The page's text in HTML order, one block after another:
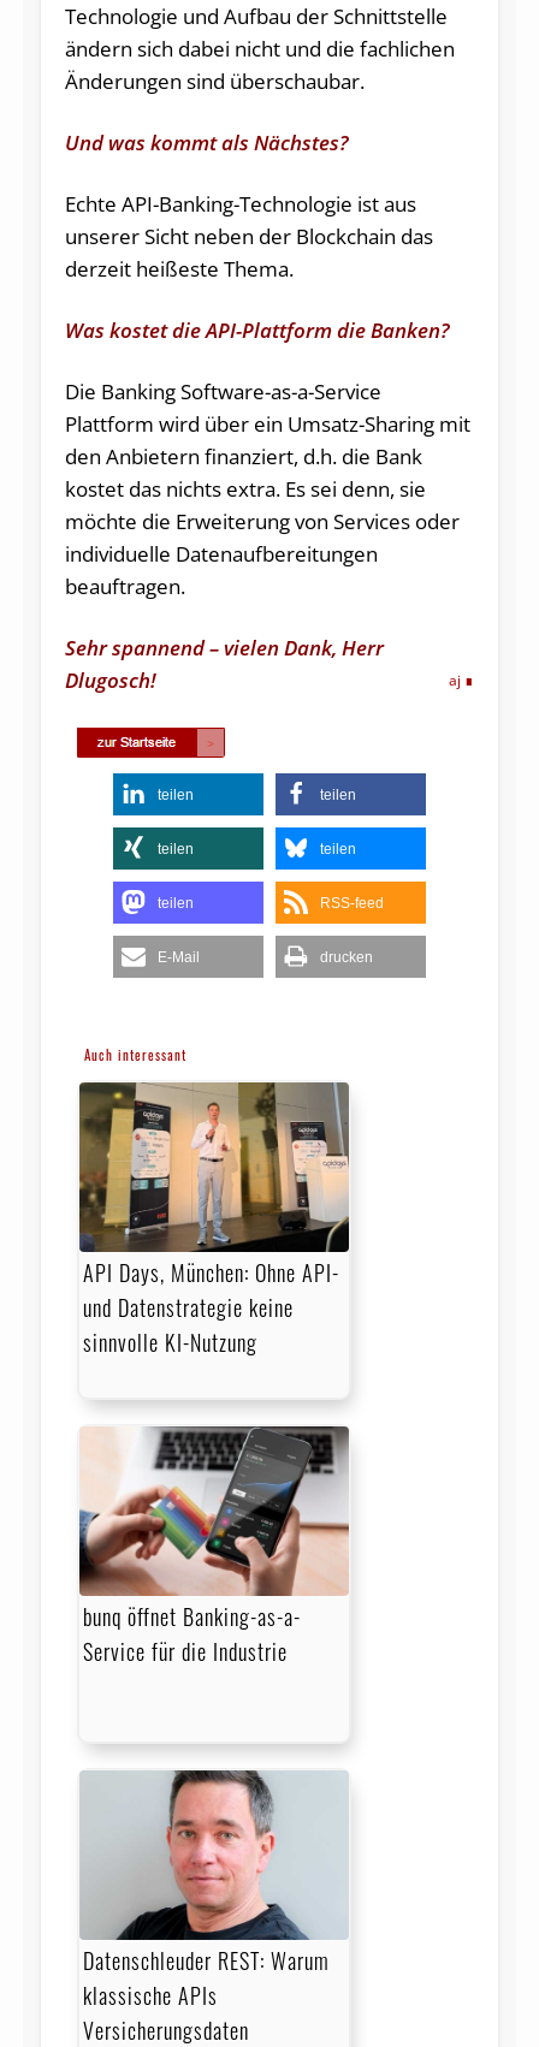
Technologie und Aufbau der Schnittstelle
ändern sich dabei nicht und die fachlichen
Änderungen sind überschaubar.
Und was kommt als Nächstes?
Echte API-Banking-Technologie ist aus
unserer Sicht neben der Blockchain das
derzeit heißeste Thema.
Was kostet die API-Plattform die Banken?
Die Banking Software-as-a-Service
Plattform wird über ein Umsatz-Sharing mit
den Anbietern finanziert, d.h. die Bank
kostet das nichts extra. Es sei denn, sie
möchte die Erweiterung von Services oder
individuelle Datenaufbereitungen
beauftragen.
Sehr spannend – vielen Dank, Herr
Dlugosch!
aj
teilen teilen
teilen teilen
teilen RSS-feed
E-Mail drucken
Auch interessant
API Days, München: Ohne API-
und Datenstrategie keine
sinnvolle KI-Nutzung
bunq öffnet Banking-as-a-
Service für die Industrie
Datenschleuder REST: Warum
klassische APIs
Versicherungsdaten